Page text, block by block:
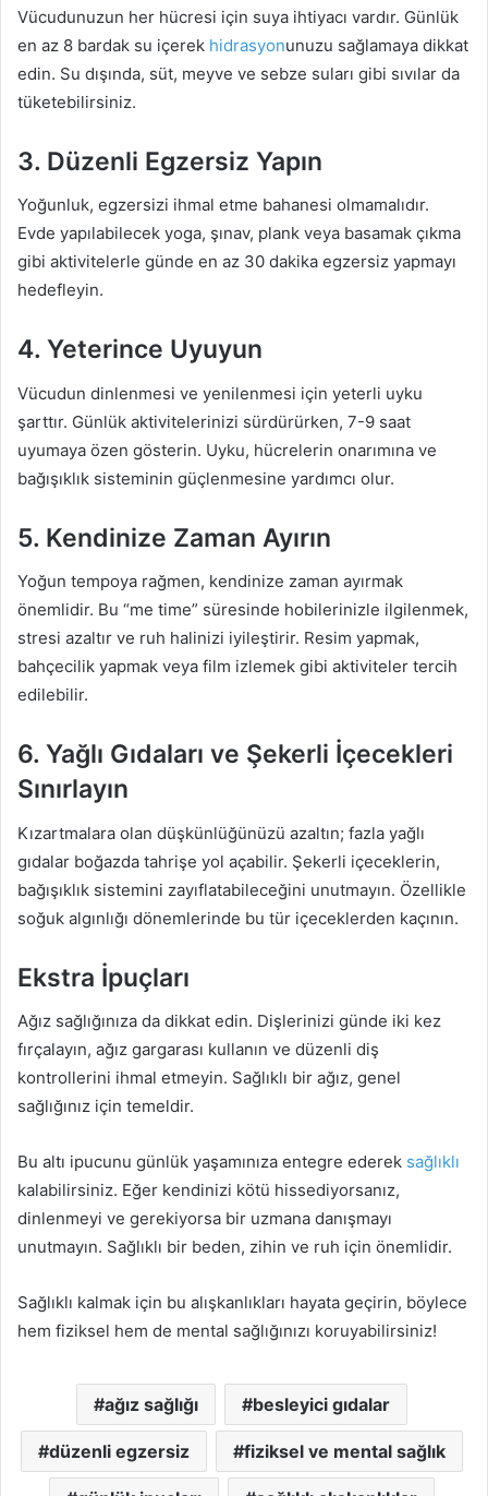
Vücudunuzun her hücresi için suya ihtiyacı vardır. Günlük
en az 8 bardak su içerek hidrasyonunuzu sağlamaya dikkat
edin. Su dışında, süt, meyve ve sebze suları gibi sıvılar da
tüketebilirsiniz.
3. Düzenli Egzersiz Yapın
Yoğunluk, egzersizi ihmal etme bahanesi olmamalıdır.
Evde yapılabilecek yoga, şınav, plank veya basamak çıkma
gibi aktivitelerle günde en az 30 dakika egzersiz yapmayı
hedefleyin.
4. Yeterince Uyuyun
Vücudun dinlenmesi ve yenilenmesi için yeterli uyku
şarttır. Günlük aktivitelerinizi sürdürürken, 7-9 saat
uyumaya özen gösterin. Uyku, hücrelerin onarımına ve
bağışıklık sisteminin güçlenmesine yardımcı olur.
5. Kendinize Zaman Ayırın
Yoğun tempoya rağmen, kendinize zaman ayırmak
önemlidir. Bu “me time” süresinde hobilerinizle ilgilenmek,
stresi azaltır ve ruh halinizi iyileştirir. Resim yapmak,
bahçecilik yapmak veya film izlemek gibi aktiviteler tercih
edilebilir.
6. Yağlı Gıdaları ve Şekerli İçecekleri
Sınırlayın
Kızartmalara olan düşkünlüğünüzü azaltın; fazla yağlı
gıdalar boğazda tahrişe yol açabilir. Şekerli içeceklerin,
bağışıklık sistemini zayıflatabileceğini unutmayın. Özellikle
soğuk algınlığı dönemlerinde bu tür içeceklerden kaçının.
Ekstra İpuçları
Ağız sağlığınıza da dikkat edin. Dişlerinizi günde iki kez
fırçalayın, ağız gargarası kullanın ve düzenli diş
kontrollerini ihmal etmeyin. Sağlıklı bir ağız, genel
sağlığınız için temeldir.
Bu altı ipucunu günlük yaşamınıza entegre ederek sağlıklı
kalabilirsiniz. Eğer kendinizi kötü hissediyorsanız,
dinlenmeyi ve gerekiyorsa bir uzmana danışmayı
unutmayın. Sağlıklı bir beden, zihin ve ruh için önemlidir.
Sağlıklı kalmak için bu alışkanlıkları hayata geçirin, böylece
hem fiziksel hem de mental sağlığınızı koruyabilirsiniz!
ağız sağlığı besleyici gıdalar
düzenli egzersiz fiziksel ve mental sağlık